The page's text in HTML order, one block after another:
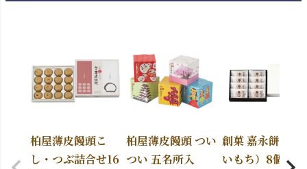
柏屋薄皮饅頭こ
し・つぶ詰合せ16
柏屋薄皮饅頭 つい
つい 五名所入
創菓 嘉永餅（か
いもち）8個入